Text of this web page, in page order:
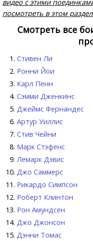
видео с этими
посмотреть в этом
Смотреть все
Стивен Ли
Ронни Йои
Карл Пенн
Сэмми Дженкинс
Джеймс Фернандес
Артур Уиллис
Стив Чейни
Марк Стэфенс
Лемарк Дэвис
Джо Саммерс
Рикардо Симпсон
Роберт Клинтон
Рон Амундсен
Джо Джонсон
Дэнни Томас